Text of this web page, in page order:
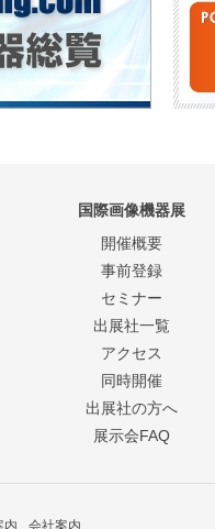
国際画像機器展
開催概要
事前登録
セミナー
出展社一覧
アクセス
同時開催
出展社の方へ
展示会FAQ
内 会社案内